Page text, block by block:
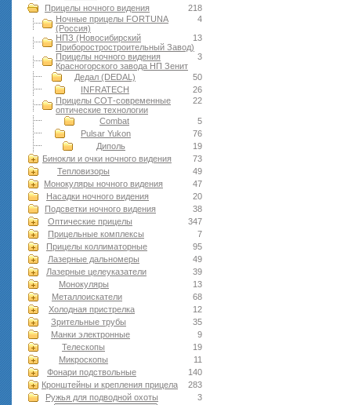
218
Прицелы ночного видения
4
Ночные прицелы FORTUNA
(Россия)
13
НПЗ (Новосибирский
Приборостростроительный Завод)
3
Прицелы ночного видения
Красногорского завода НП Зенит
50
Дедал (DEDAL)
26
INFRATECH
22
Прицелы СОТ-современные
оптические технологии
5
Combat
76
Pulsar Yukon
19
Диполь
73
Бинокли и очки ночного видения
49
Тепловизоры
47
Монокуляры ночного видения
20
Насадки ночного видения
38
Подсветки ночного видения
347
Оптические прицелы
7
Прицельные комплексы
95
Прицелы коллиматорные
49
Лазерные дальномеры
39
Лазерные целеуказатели
13
Монокуляры
68
Металлоискатели
12
Холодная пристрелка
35
Зрительные трубы
9
Манки электронные
19
Телескопы
11
Микроскопы
140
Фонари подствольные
283
Кронштейны и крепления прицела
3
Ружья для подводной оxоты